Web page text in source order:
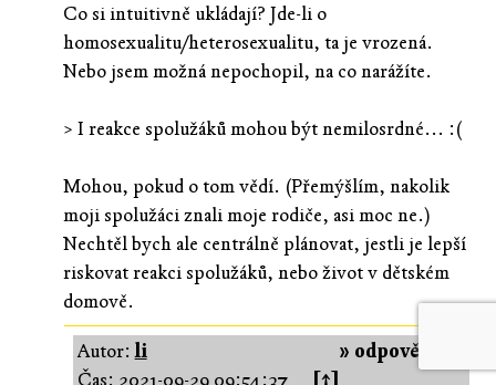
Co si intuitivně ukládají? Jde-li o
homosexualitu/heterosexualitu, ta je vrozená.
Nebo jsem možná nepochopil, na co narážíte.
> I reakce spolužáků mohou být nemilosrdné... :(
Mohou, pokud o tom vědí. (Přemýšlím, nakolik
moji spolužáci znali moje rodiče, asi moc ne.)
Nechtěl bych ale centrálně plánovat, jestli je lepší
riskovat reakci spolužáků, nebo život v dětském
domově.
» odpovědět «
Autor:li
Čas: 2021-09-29 09:54:37 [↑]